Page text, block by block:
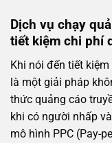
Dịch vụ chạy
tiết kiệm chi phí
Khi nói đến tiết
là một giải pháp
thức quảng cáo
khi có người nhấp
mô hình PPC (Pay-